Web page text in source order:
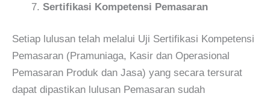
Sertifikasi Kompetensi Pemasaran
Setiap lulusan telah melalui Uji Sertifikasi Kompetensi
Pemasaran (Pramuniaga, Kasir dan Operasional
Pemasaran Produk dan Jasa) yang secara tersurat
dapat dipastikan lulusan Pemasaran sudah